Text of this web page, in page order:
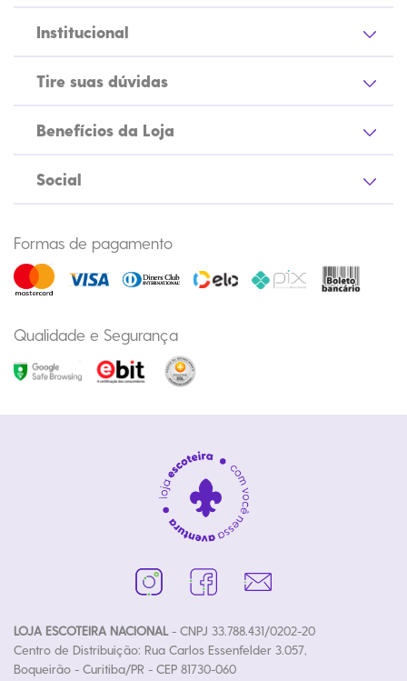
Institucional
Tire suas dúvidas
Benefícios da Loja
Social
Formas de pagamento
Qualidade e Segurança
LOJA ESCOTEIRA NACIONAL- CNPJ 33.788.431/0202-20
Centro de Distribuição: Rua Carlos Essenfelder 3.057,
Boqueirão - Curitiba/PR - CEP 81730-060